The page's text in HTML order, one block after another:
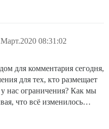
08:31:02
для комментария сегодня,
для тех, кто размещает
у нас ограничения? Как мы
что всё изменилось…